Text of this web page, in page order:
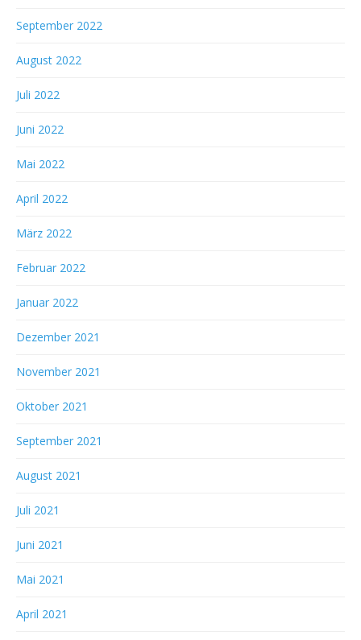
September 2022
August 2022
Juli 2022
Juni 2022
Mai 2022
April 2022
März 2022
Februar 2022
Januar 2022
Dezember 2021
November 2021
Oktober 2021
September 2021
August 2021
Juli 2021
Juni 2021
Mai 2021
April 2021